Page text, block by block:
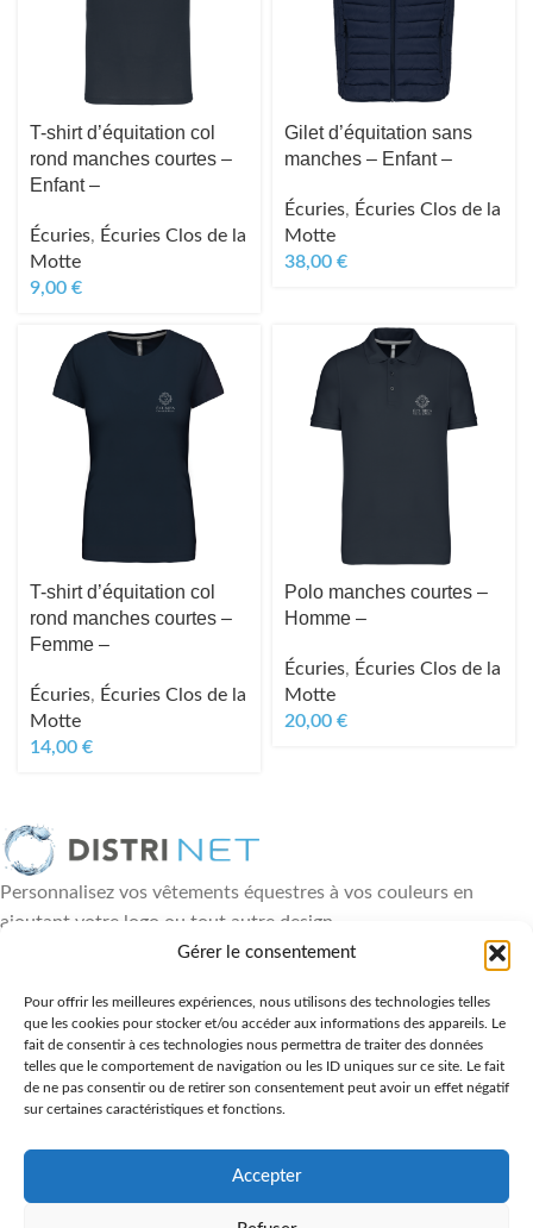
Gérer le consentement
Pour offrir les meilleures expériences, nous utilisons des technologies telles
que les cookies pour stocker et/ou accéder aux informations des appareils. Le
fait de consentir à ces technologies nous permettra de traiter des données
telles que le comportement de navigation ou les ID uniques sur ce site. Le fait
de ne pas consentir ou de retirer son consentement peut avoir un effet négatif
sur certaines caractéristiques et fonctions.
Accepter
T-shirt d’équitation col
rond manches courtes –
Enfant –
Écuries, Écuries Clos de la
Motte
9,00 €
Gilet d’équitation sans
manches – Enfant –
Écuries, Écuries Clos de la
Motte
38,00 €
T-shirt d’équitation col
rond manches courtes –
Femme –
Écuries, Écuries Clos de la
Motte
14,00 €
Polo manches courtes –
Homme –
Écuries, Écuries Clos de la
Motte
20,00 €
Personnalisez vos vêtements équestres à vos couleurs en
ajoutant votre logo ou tout autre design
18, rue Paul Héroult - 49460 Montreuil Juigné
DERNIÈRES ACTUALITÉS
LIENS UTILES
Tous droits réservésDistrinet 2024 | RéalisationLes Agences du